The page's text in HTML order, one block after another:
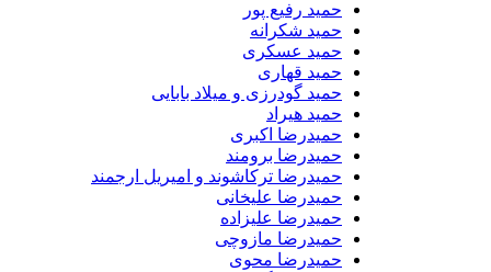
حمید رفیع پور
حمید شکرانه
حمید عسکری
حمید قهاری
حمید گودرزی و میلاد بابایی
حمید هیراد
حمیدرضا اکبری
حمیدرضا برومند
حمیدرضا ترکاشوند و امیریل ارجمند
حمیدرضا علیخانی
حمیدرضا علیزاده
حمیدرضا مازوچی
حمیدرضا محوی